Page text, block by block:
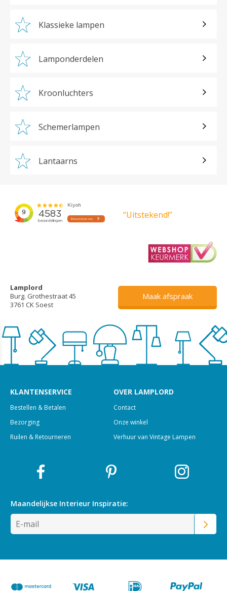
Klassieke lampen
Lamponderdelen
Kroonluchters
Schemerlampen
Lantaarns
“Uitstekend!”
Lamplord
Burg. Grothestraat 45
3761 CK Soest
Maak afspraak
KLANTENSERVICE
Bestellen & Betalen
Bezorging
Ruilen & Retourneren
OVER LAMPLORD
Contact
Onze winkel
Verhuur van Vintage Lampen
Maandelijkse Interieur Inspiratie: